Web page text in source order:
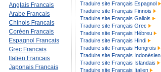
Anglais Francais
Arabe Francais
Chinois Francais
Coréen Francais
Espagnol Francais
Grec Francais
Italien Francais
Japonais Francais
Traduire site Français Espagnol
Traduire site Français Finnois
Traduire site Français Gallois
Traduire site Français Grec
Traduire site Français Hébreu
Traduire site Français Hindi
Traduire site Français Hongrois
Traduire site Français Indonésien
Traduire site Français Islandais
Traduire site Français Italien